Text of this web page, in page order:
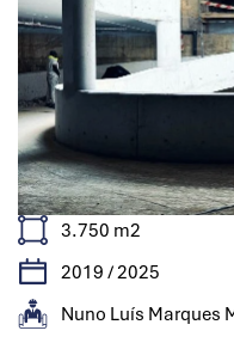
3.750 m2
2019 / 2025
Nuno Luís Marques